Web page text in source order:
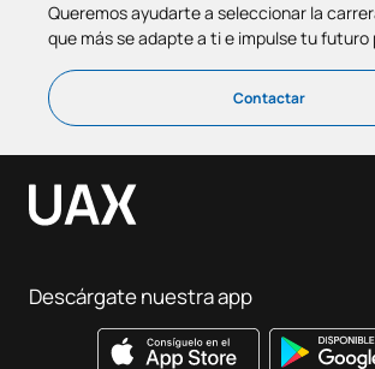
Queremos ayudarte a seleccionar la
que más se adapte a ti e impulse tu futuro
Contactar
Descárgate nuestra app